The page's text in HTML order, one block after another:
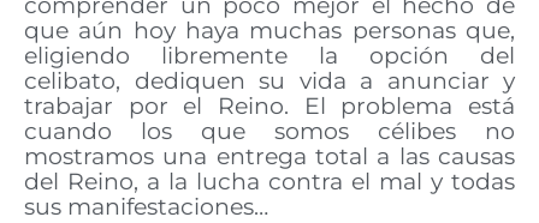
comprender un poco mejor el hecho de
que aún hoy haya muchas personas que,
eligiendo libremente la opción del
celibato, dediquen su vida a anunciar y
trabajar por el Reino. El problema está
cuando los que somos célibes no
mostramos una entrega total a las causas
del Reino, a la lucha contra el mal y todas
sus manifestaciones…